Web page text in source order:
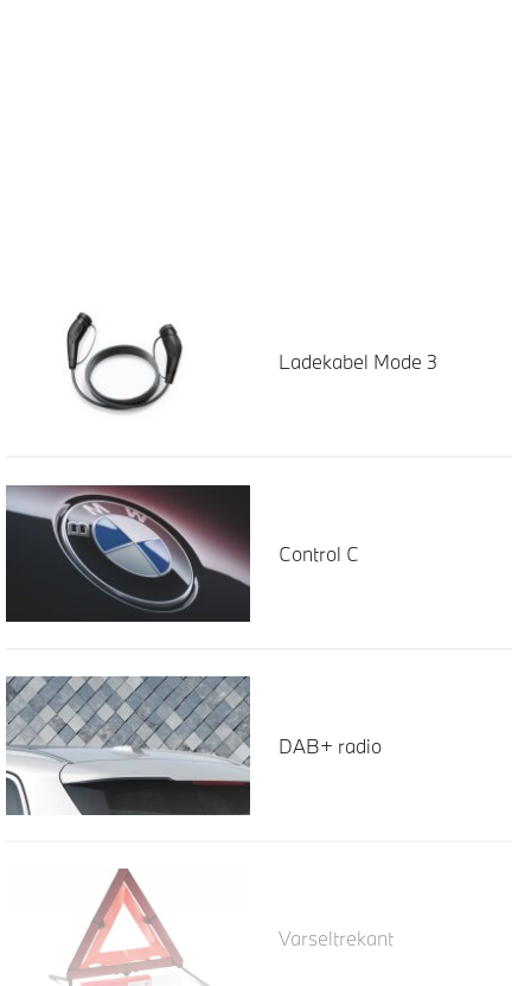
Ladekabel Mode 3
Control C
DAB+ radio
Varseltrekant